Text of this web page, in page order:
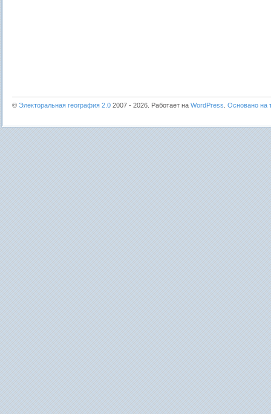
© Электоральная география 2.0 2007 - 2026. Работает на WordPress Основано на